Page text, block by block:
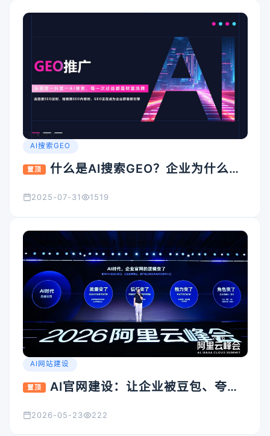
AI搜索GEO
置顶
什么是AI搜索GEO？企业为什么要
2025-07-31 1519
AI网站建设
置顶
AI官网建设：让企业被豆包、夸
2026-05-23 222